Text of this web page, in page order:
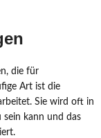
die für
Art ist die
Sie wird oft in
sein kann und das